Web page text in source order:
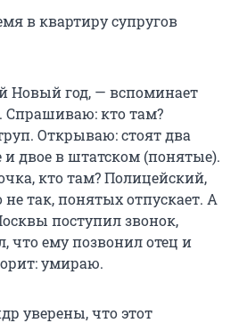
в квартиру супругов
Новый год, — вспоминает
кто там?
Открываю: стоят два
двое в штатском (понятые).
кто там? Полицейский,
так, понятых отпускает. А
поступил звонок,
что ему позвонил отец и
умираю.
уверены, что этот